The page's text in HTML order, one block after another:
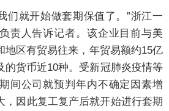
就开始做套期保值了。”浙江一
责人告诉记者。该企业目前与美
地区有贸易往来，年贸易额约15亿
的货币近10种。受新冠肺炎疫情等
间公司就预判年内不确定因素增
，因此复工复产后就开始进行套期